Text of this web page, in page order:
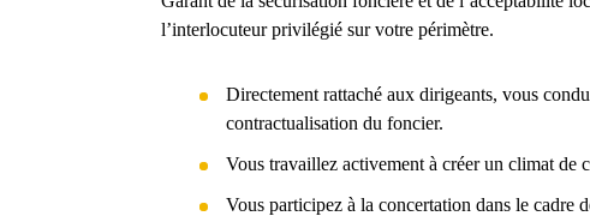
l’interlocuteur privilégié sur votre périmètre.
Directement rattaché aux dirigeants, vous
contractualisation du foncier.
Vous travaillez activement à créer un climat de
Vous participez à la concertation dans le cadre